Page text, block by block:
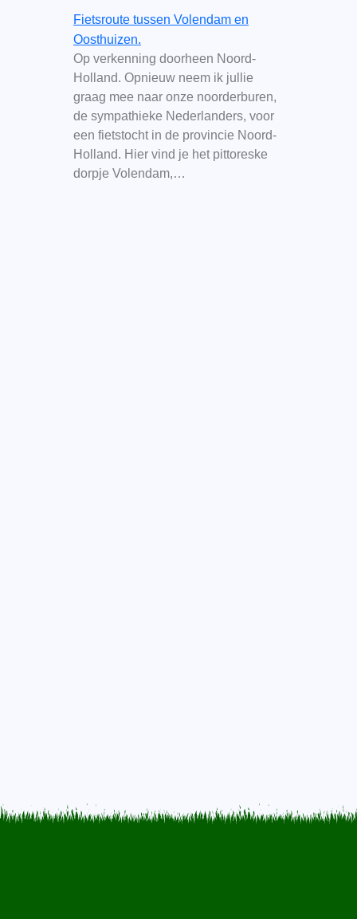
Fietsroute tussen Volendam en
Oosthuizen.
Op verkenning doorheen Noord-
Holland. Opnieuw neem ik jullie
graag mee naar onze noorderburen,
de sympathieke Nederlanders, voor
een fietstocht in de provincie Noord-
Holland. Hier vind je het pittoreske
dorpje Volendam,…